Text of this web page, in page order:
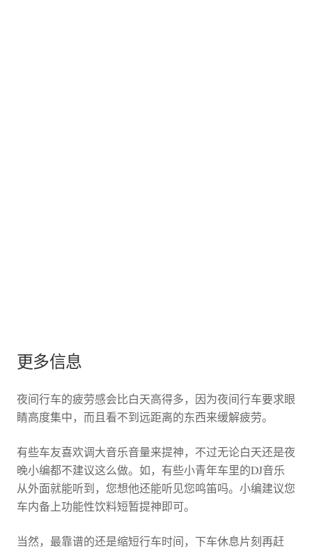
更多信息
夜间行车的疲劳感会比白天高得多，因为夜间行车要求眼
睛高度集中，而且看不到远距离的东西来缓解疲劳。
有些车友喜欢调大音乐音量来提神，不过无论白天还是夜
晚小编都不建议这么做。如，有些小青年车里的DJ音乐
从外面就能听到，您想他还能听见您鸣笛吗。小编建议您
车内备上功能性饮料短暂提神即可。
当然，最靠谱的还是缩短行车时间，下车休息片刻再赶